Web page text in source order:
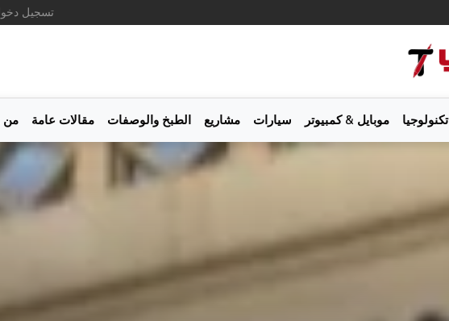
تسجيل
تكنولوجيا موبايل & كمبيوتر سيارات مشاريع الطبخ والوصفات مقالات عامة من